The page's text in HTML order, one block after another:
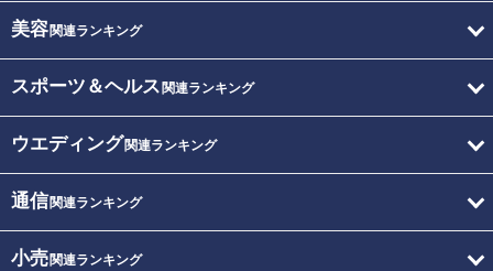
美容関連ランキング
スポーツ＆ヘルス 関連ランキング
ウエディング関連ランキング
通信関連ランキング
小売関連ランキング